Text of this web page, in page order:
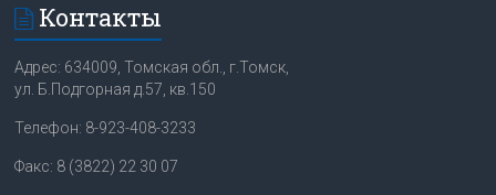
Контакты
Адрес: 634009, Томская обл., г.Томск,
ул. Б.Подгорная д.57, кв.150
Телефон: 8-923-408-3233
Факс: 8 (3822) 22 30 07